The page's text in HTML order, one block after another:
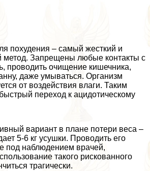
похудения – самый жесткий и
метод. Запрещены любые контакты с
проводить очищение кишечника,
даже умываться. Организм
от воздействия влаги. Таким
переход к ацидотическому
вариант в плане потери веса –
5-6 кг усушки. Проводить его
под наблюдением врачей,
такого рискованного
трагически.